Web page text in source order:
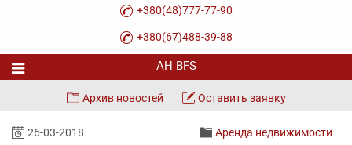
+380(48)777-77-90
+380(67)488-39-88
Архив новостей Оставить заявку
26-03-2018 Аренда недвижимости